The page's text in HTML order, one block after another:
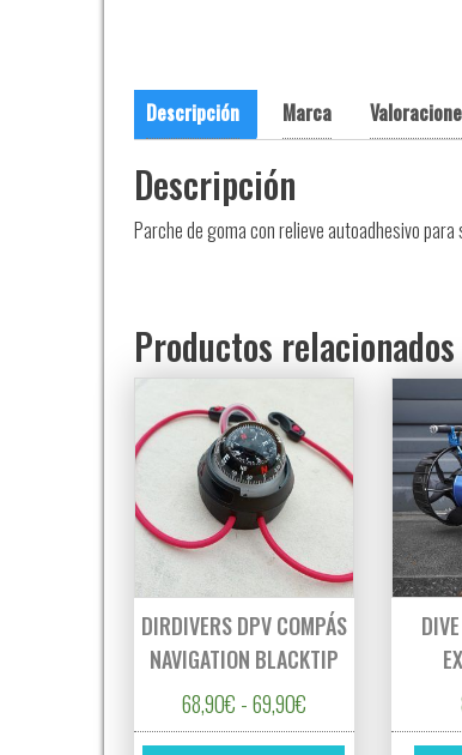
Descripción Marca
Descripción
Parche de goma con relieve autoadhesivo
Productos relacionados
DIRDIVERS DPV COMPÁS
NAVIGATION BLACKTIP
68,90€ -69,90€Rango de precios:
Este producto